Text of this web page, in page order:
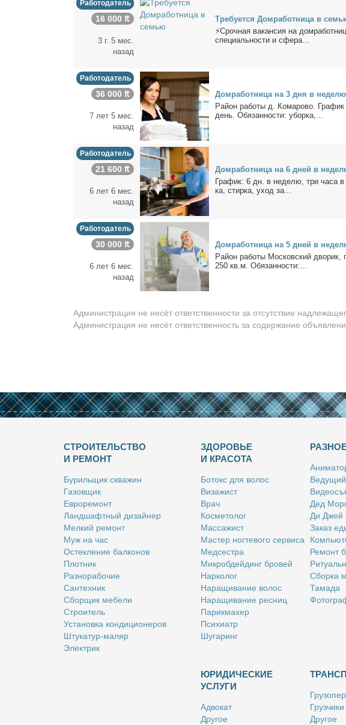
Работодатель
16 000 ₶
3 г. 5 мес.
назад
Тре­бу­ет­ся Дом­ра­бот­ни­ца в
⚡️Сроч­ная ва­кан­сия на
спе­ци­аль­но­сти и сфе­ра...
Работодатель
36 000 ₶
7 лет 5 мес.
назад
Дом­ра­бот­ни­ца на 3 дня в неде­лю
Рай­он ра­бо­ты д. Ко­ма­ро­во.
день. Обя­зан­но­сти: убор­ка,...
Работодатель
21 600 ₶
6 лет 6 мес.
назад
Дом­ра­бот­ни­ца на 6 дней в
Гра­фик: 6 дн. в неде­лю, три ча­са
ка, стир­ка, уход за...
Работодатель
30 000 ₶
6 лет 6 мес.
назад
Дом­ра­бот­ни­ца на 5 дней в
Рай­он ра­бо­ты Мос­ков­ский
250 кв.м. Обя­зан­но­сти:...
Администрация не несёт ответственности за отсутствие
Администрация не несёт ответственность за содержание
СТРОИТЕЛЬСТВО
И РЕМОНТ
Бу­риль­щик сква­жин
Га­зов­щик
Ев­ро­ре­монт
Ланд­шафт­ный ди­зай­нер
Мел­кий ре­монт
Муж на час
Остек­ле­ние бал­ко­нов
Плот­ник
Раз­но­ра­бо­чие
Сан­тех­ник
Сбор­щик ме­бе­ли
Стро­и­тель
Уста­нов­ка кон­ди­ци­о­не­ров
Шту­ка­тур-ма­ляр
Элек­трик
ЗДОРОВЬЕ
И КРАСОТА
Бо­токс для во­лос
Ви­за­жист
Врач
Кос­ме­то­лог
Мас­са­жист
Ма­стер ног­те­во­го сер­ви­са
Мед­сест­ра
Мик­роб­дей­динг бро­вей
Нар­ко­лог
На­ра­щи­ва­ние во­лос
На­ра­щи­ва­ние рес­ниц
Па­рик­махер
Пси­хи­атр
Шу­га­ринг
Ве­ду­щий
Дед
Ди Джей
За­каз
Ре­монт
Сбор­ка
Та­ма­да
ЮРИДИЧЕСКИЕ
УСЛУГИ
Адво­кат
Дру­гое
Груз­чи­ки
Дру­гое